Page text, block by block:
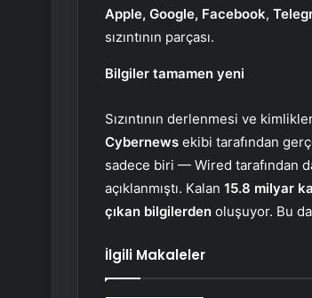
Apple, Google, Facebook,
sızıntının parçası.
Bilgiler tamamen yeni
Sızıntının derlenmesi ve
Cybernews ekibi tarafından
sadece biri — Wired tarafından
açıklanmıştı. Kalan 15.8 milyar
çıkan bilgilerden oluşuyor. Bu
İlgili Makaleler